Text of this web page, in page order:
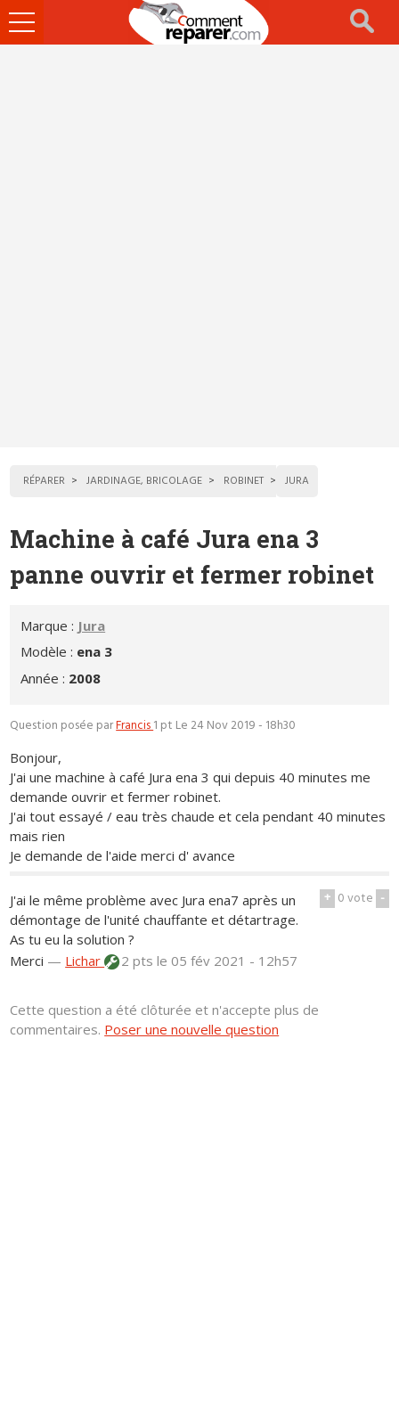
Ouvrir
le
RÉPARER JARDINAGE, BRICOLAGE ROBINET JURA
Machine à café Jura ena 3
panne ouvrir et fermer robinet
Marque : Jura
Modèle : ena 3
Année : 2008
Question posée parFrancis1 pt Le 24 Nov 2019 - 18h30
Bonjour,
J'ai une machine à café Jura ena 3 qui depuis 40 minutes me
demande ouvrir et fermer robinet.
J'ai tout essayé / eau très chaude et cela pendant 40 minutes
mais rien
Je demande de l'aide merci d' avance
+ 0vote -
J'ai le même problème avec Jura ena7 après un
démontage de l'unité chauffante et détartrage.
As tu eu la solution ?
Merci — Lichar 2 ptsle 05 fév 2021 - 12h57
Cette question a été clôturée et n'accepte plus de
commentaires. Poser une nouvelle question